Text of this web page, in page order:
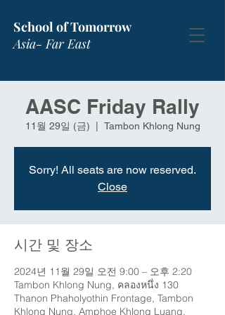
School of Tomorrow
Asia- Far East
AASC Friday Rally
11월 29일 (금) Tambon Khlong Nung
Sorry! All seats are now reserved.
Close
시간 및 장소
2024년 11월 29일 오전 9:00 – 오후 2:20
Tambon Khlong Nung, คลองหนึ่ง 130
Thanon Phaholyothin Frontage, Tambon
Khlong Nung, Amphoe Khlong Luang,